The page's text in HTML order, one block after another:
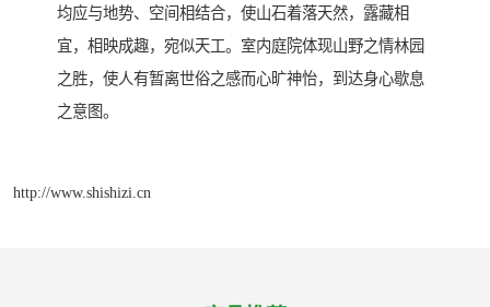
均应与地势、空间相结合，使山石着落天然，露藏相
宜，相映成趣，宛似天工。室内庭院体现山野之情林园
之胜，使人有暂离世俗之感而心旷神怡，到达身心歇息
之意图。
http://www.shishizi.cn